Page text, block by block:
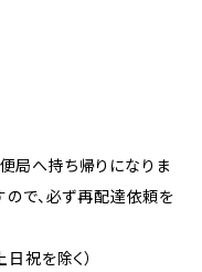
局へ持ち帰りになりま
ので、必ず再配達依頼を
祝を除く）